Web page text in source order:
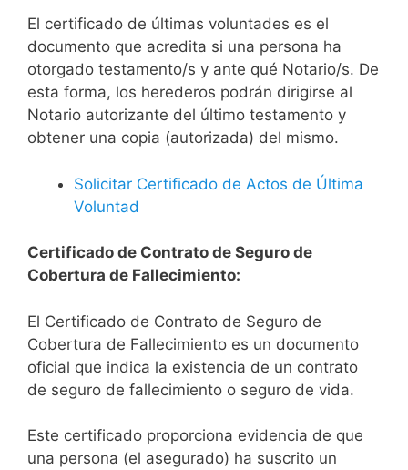
El certificado de últimas voluntades es el
documento que acredita si una persona ha
otorgado testamento/s y ante qué Notario/s. De
esta forma, los herederos podrán dirigirse al
Notario autorizante del último testamento y
obtener una copia (autorizada) del mismo.
Solicitar Certificado de Actos de Última
Voluntad
Certificado de Contrato de Seguro de
Cobertura de Fallecimiento:
El Certificado de Contrato de Seguro de
Cobertura de Fallecimiento es un documento
oficial que indica la existencia de un contrato
de seguro de fallecimiento o seguro de vida.
Este certificado proporciona evidencia de que
una persona (el asegurado) ha suscrito un